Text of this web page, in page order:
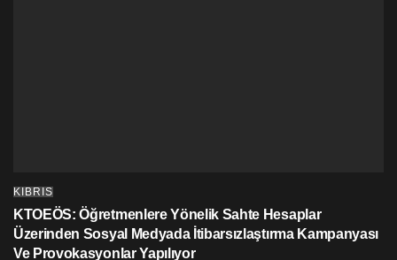
KIBRIS
KTOEÖS: Öğretmenlere Yönelik Sahte Hesaplar
Üzerinden Sosyal Medyada İtibarsızlaştırma Kampanyası
Ve Provokasyonlar Yapılıyor